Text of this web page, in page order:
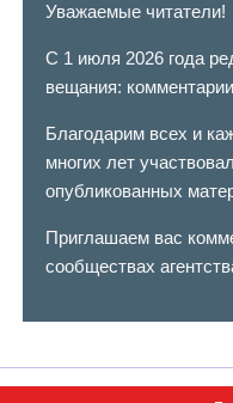
Уважаемые читатели!
С 1 июля 2026 года
вещания:
Благодарим всех и
многих лет
опубликованных
Приглашаем вас
сообществах